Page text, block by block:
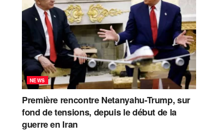
NEWS
Première rencontre Netanyahu-Trump, sur
fond de tensions, depuis le début de la
guerre en Iran